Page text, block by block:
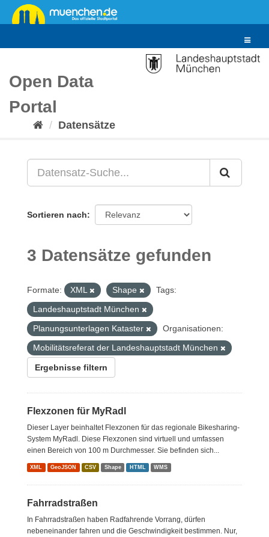
Überspringen
zum
Toggle
Open Data
Portal
Datensätze
Sortieren nach
3 Datensätze gefunden
Formate: XML Shape
Tags:
Landeshauptstadt München
Planungsunterlagen Kataster
Organisationen:
Mobilitätsreferat der Landeshauptstadt München
Ergebnisse filtern
Flexzonen für MyRadl
Dieser Layer beinhaltet Flexzonen für das regionale Bikesharing-
System MyRadl. Diese Flexzonen sind virtuell und umfassen
einen Bereich von 100 m Durchmesser. Sie befinden sich...
XML GeoJSON CSV Shape HTML WMS
Fahrradstraßen
In Fahrradstraßen haben Radfahrende Vorrang, dürfen
nebeneinander fahren und die Geschwindigkeit bestimmen. Nur,